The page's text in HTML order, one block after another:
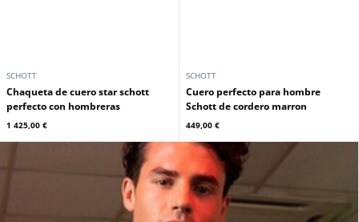
SCHOTT
Chaqueta de cuero star schott
perfecto con hombreras
1 425,00 €
SCHOTT
Cuero perfecto para hombre
Schott de cordero marron
449,00 €